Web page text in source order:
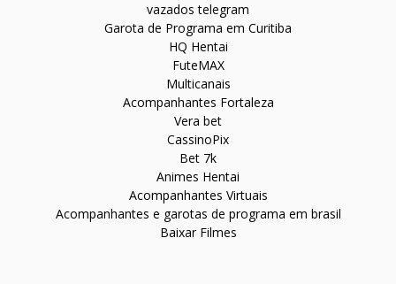
vazados telegram
Garota de Programa em Curitiba
HQ Hentai
FuteMAX
Multicanais
Acompanhantes Fortaleza
Vera bet
CassinoPix
Bet 7k
Animes Hentai
Acompanhantes Virtuais
Acompanhantes e garotas de programa em brasil
Baixar Filmes